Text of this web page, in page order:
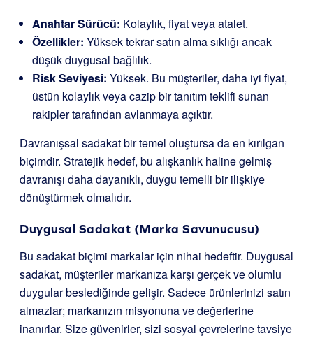
Anahtar Sürücü: Kolaylık, fiyat veya atalet.
Özellikler: Yüksek tekrar satın alma sıklığı ancak
düşük duygusal bağlılık.
Risk Seviyesi: Yüksek. Bu müşteriler, daha iyi fiyat,
üstün kolaylık veya cazip bir tanıtım teklifi sunan
rakipler tarafından avlanmaya açıktır.
Davranışsal sadakat bir temel oluştursa da en kırılgan
biçimdir. Stratejik hedef, bu alışkanlık haline gelmiş
davranışı daha dayanıklı, duygu temelli bir ilişkiye
dönüştürmek olmalıdır.
Duygusal Sadakat (Marka Savunucusu)
Bu sadakat biçimi markalar için nihai hedeftir. Duygusal
sadakat, müşteriler markanıza karşı gerçek ve olumlu
duygular beslediğinde gelişir. Sadece ürünlerinizi satın
almazlar; markanızın misyonuna ve değerlerine
inanırlar. Size güvenirler, sizi sosyal çevrelerine tavsiye